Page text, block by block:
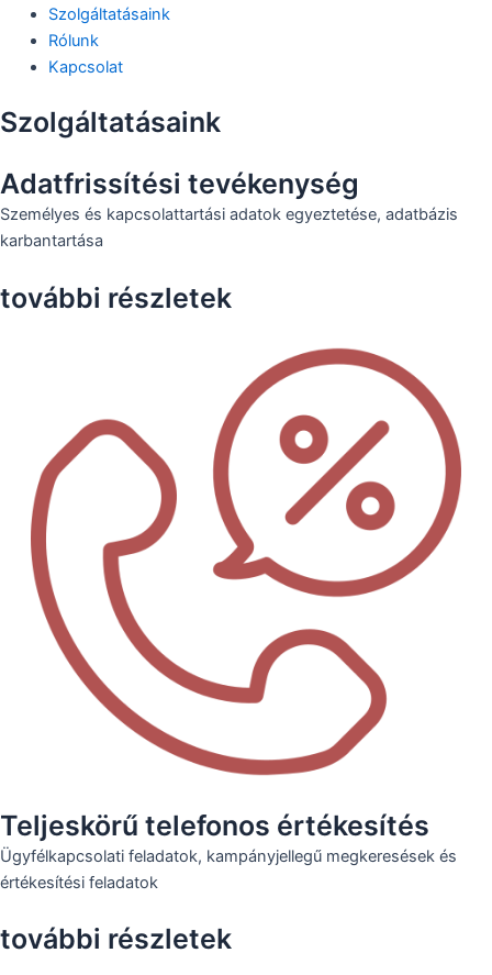
Szolgáltatásaink
Rólunk
Kapcsolat
Szolgáltatásaink
Adatfrissítési tevékenység
Személyes és kapcsolattartási adatok egyeztetése, adatbázis
karbantartása
további részletek
Teljeskörű telefonos értékesítés
Ügyfélkapcsolati feladatok, kampányjellegű megkeresések és
értékesítési feladatok
további részletek